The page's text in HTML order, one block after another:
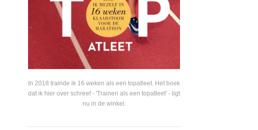
In 2018 trainde ik 16 weken als een topatleet. Het boek
dat ik hier over schreef - 'Trainen als een topatleet' - ligt
nu in de winkel.